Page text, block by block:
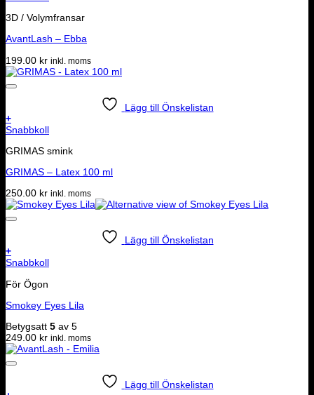
3D / Volymfransar
AvantLash – Ebba
199.00 kr inkl. moms
Lägg till Önskelistan
+
Snabbkoll
GRIMAS smink
GRIMAS – Latex 100 ml
250.00 kr inkl. moms
Lägg till Önskelistan
+
Snabbkoll
För Ögon
Smokey Eyes Lila
Betygsatt 5 av 5
249.00 kr inkl. moms
Lägg till Önskelistan